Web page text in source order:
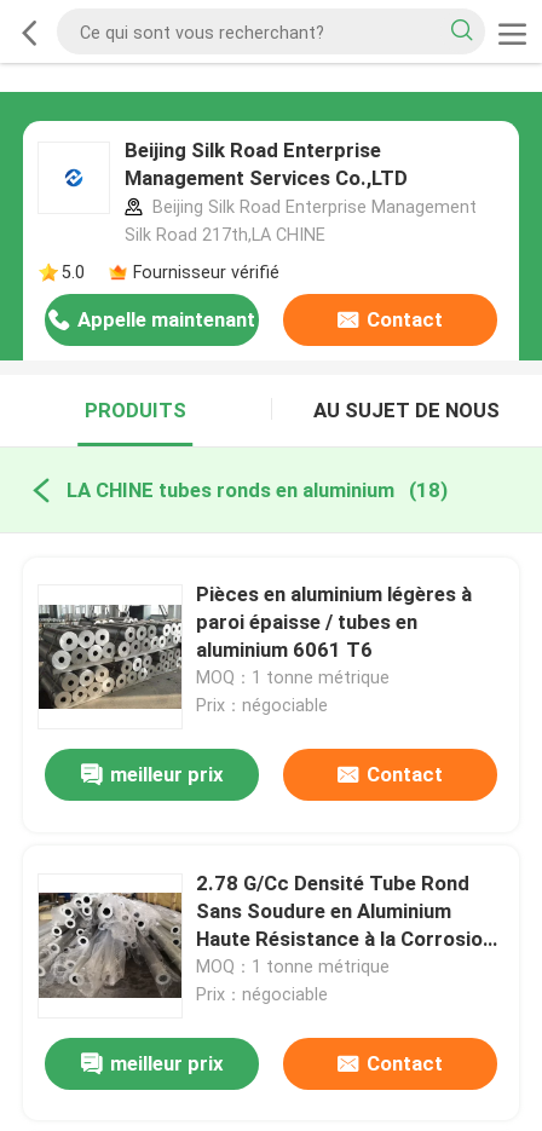
Beijing Silk Road Enterprise
Management Services Co.,LTD
Beijing Silk Road Enterprise Management
Silk Road 217th,LA CHINE
5.0
Fournisseur vérifié
Appelle maintenant Contact
PRODUITS AU SUJET DE NOUS
LA CHINE tubes ronds en aluminium (18)
Pièces en aluminium légères à
paroi épaisse / tubes en
aluminium 6061 T6
MOQ：1 tonne métrique
Prix：négociable
meilleur prix Contact
2.78 G/Cc Densité Tube Rond
Sans Soudure en Aluminium
Haute Résistance à la Corrosion
2024 T3
MOQ：1 tonne métrique
Prix：négociable
meilleur prix Contact